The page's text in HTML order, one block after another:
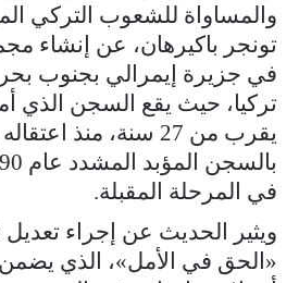
والمساواة للشعوب التركي
تونجر باكيرهان، عن إنشاء
في جزيرة إيمرالي بجنوب
تركيا، حيث يقع السجن الذي
يقرب من 27 سنة، منذ
في المرحلة المقبلة.
ويثير الحديث عن إجراء تعديل
«الحق في الأمل»، الذي